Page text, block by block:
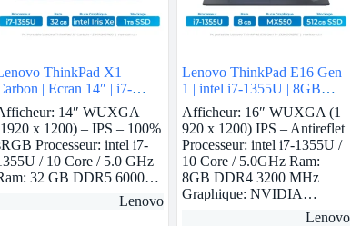
ThinkPad X1
| Ecran 14″ | i7-
1355U | 32 GB Ram | intel
Xe | 1 TB SSD
14″ WUXGA
x 1200) – IPS – 100%
Processeur: intel i7-
/ 10 Core / 5.0 GHz
32 GB DDR5 6000…
Lenovo
Lenovo ThinkPad E16 Gen
1 | intel i7-1355U | 8GB
Ram | Nvidia MX550 |
512GB SSD
Afficheur: 16″ WUXGA (1
920 x 1200) IPS – Antireflet
Processeur: intel i7-1355U /
10 Core / 5.0GHz Ram:
8GB DDR4 3200 MHz
Graphique: NVIDIA…
Lenovo